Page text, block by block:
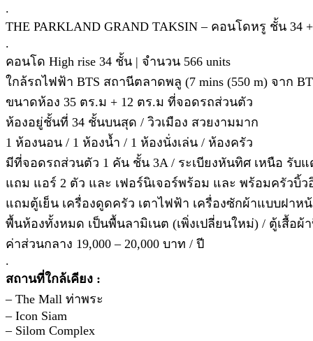
.
THE PARKLAND GRAND TAKSIN – คอนโดหรู ชั้น
.
คอนโด High rise 34 ชั้น | จำนวน 566 units
ใกล้รถไฟฟ้า BTS สถานีตลาดพลู (7 mins (550 m) จาก
ขนาดห้อง 35 ตร.ม + 12 ตร.ม ที่จอดรถส่วนตัว
ห้องอยู่ชั้นที่ 34 ชั้นบนสุด / วิวเมือง สวยงามมาก
1 ห้องนอน / 1 ห้องน้ำ / 1 ห้องนั่งเล่น / ห้องครัว
มีที่จอดรถส่วนตัว 1 คัน ชั้น 3A / ระเบียงหันทิศ เหนือ รับแ
แถม แอร์ 2 ตัว และ เฟอร์นิเจอร์พร้อม และ พร้อมครัวบิ้ว
แถมตู้เย็น เครื่องดูดครัว เตาไฟฟ้า เครื่องซักผ้าแบบฝาห
พื้นห้องทั้งหมด เป็นพื้นลามิเนต (เพิ่งเปลี่ยนใหม่) / ตู้เสื้อผ้
ค่าส่วนกลาง 19,000 – 20,000 บาท / ปี
.
สถานที่ใกล้เคียง :
– The Mall ท่าพระ
– Icon Siam
– Silom Complex